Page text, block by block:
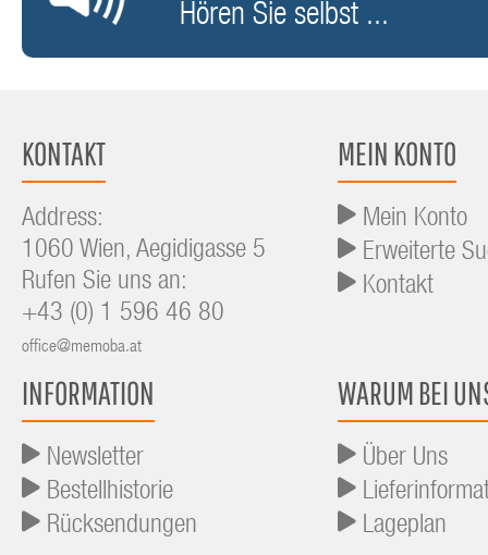
Hören Sie selbst ...
KONTAKT
Address:
1060 Wien, Aegidigasse 5
Rufen Sie uns an:
+43 (0) 1 596 46 80
office@memoba.at
MEIN KONTO
Mein Konto
Erweiterte
Kontakt
INFORMATION
Newsletter
Bestellhistorie
Rücksendungen
WARUM BEI
Über Uns
Lageplan